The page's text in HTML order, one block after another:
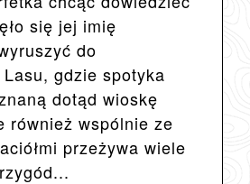
się jej imię
do
gdzie spotyka
dotąd wioskę
również wspólnie ze
przeżywa wiele